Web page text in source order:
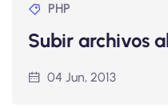
PHP
Subir archivos
04 Jun, 2013